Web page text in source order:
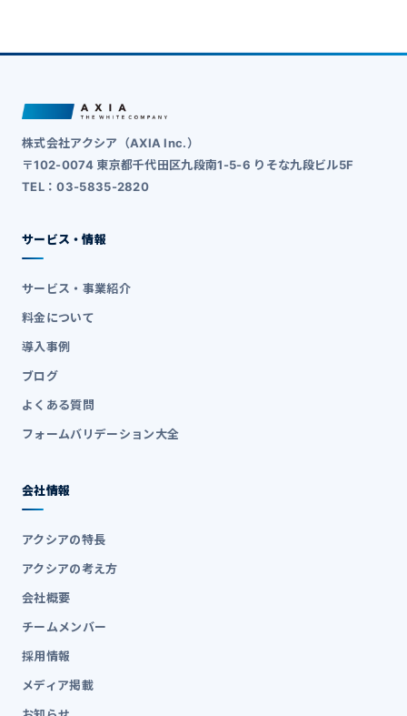
株式会社アクシア（AXIA Inc.）
〒102-0074 東京都千代田区九段南1-5-6 りそな九段ビル5F
TEL：03-5835-2820
サービス・情報
サービス・事業紹介
料金について
導入事例
ブログ
よくある質問
フォームバリデーション大全
会社情報
アクシアの特長
アクシアの考え方
会社概要
チームメンバー
採用情報
メディア掲載